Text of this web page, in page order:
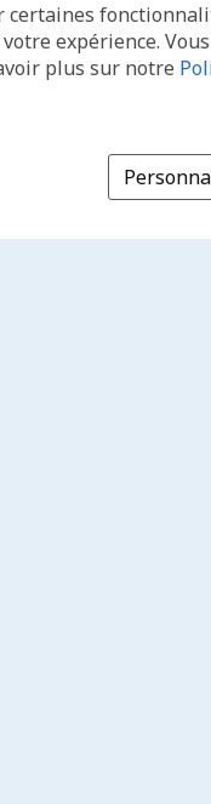
expérience.
plus sur notre